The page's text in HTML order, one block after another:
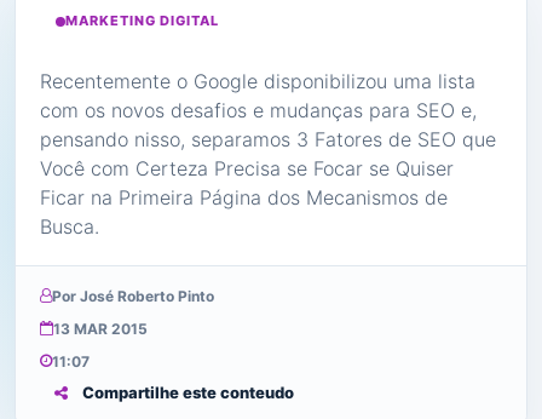
MARKETING DIGITAL
Recentemente o Google disponibilizou uma lista
com os novos desafios e mudanças para SEO e,
pensando nisso, separamos 3 Fatores de SEO que
Você com Certeza Precisa se Focar se Quiser
Ficar na Primeira Página dos Mecanismos de
Busca.
Por José Roberto Pinto
13 MAR 2015
11:07
Compartilhe este conteudo